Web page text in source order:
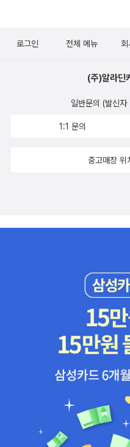
로그인 전체 메뉴 회
(주)알라딘
일반문의 (발신자
1:1 문의
중고매장 위